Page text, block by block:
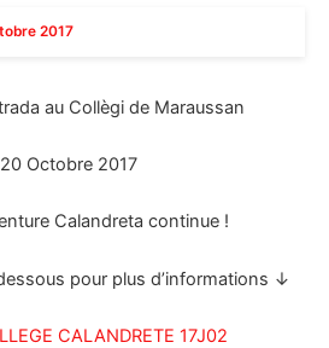
2017
au Collègi de Maraussan
Octobre 2017
Calandreta continue !
pour plus d’informations ↓
CALANDRETE 17J02